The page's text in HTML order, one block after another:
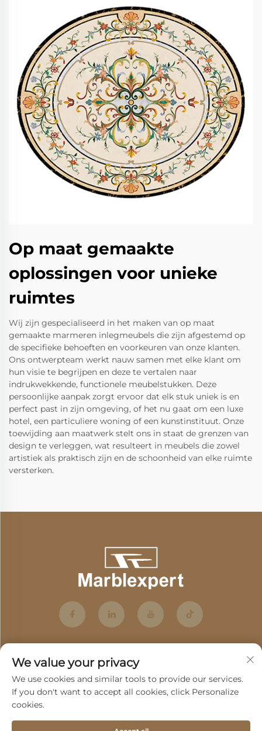
Op maat gemaakte
oplossingen voor unieke
ruimtes
Wij zijn gespecialiseerd in het maken van op maat
gemaakte marmeren inlegmeubels die zijn afgestemd op
de specifieke behoeften en voorkeuren van onze klanten.
Ons ontwerpteam werkt nauw samen met elke klant om
hun visie te begrijpen en deze te vertalen naar
indrukwekkende, functionele meubelstukken. Deze
persoonlijke aanpak zorgt ervoor dat elk stuk uniek is en
perfect past in zijn omgeving, of het nu gaat om een luxe
hotel, een particuliere woning of een kunstinstituut. Onze
toewijding aan maatwerk stelt ons in staat de grenzen van
design te verleggen, wat resulteert in meubels die zowel
artistiek als praktisch zijn en de schoonheid van elke ruimte
versterken.
We value your privacy
We use cookies and similar tools to provide our services.
If you don't want to accept all cookies, click Personalize
cookies.